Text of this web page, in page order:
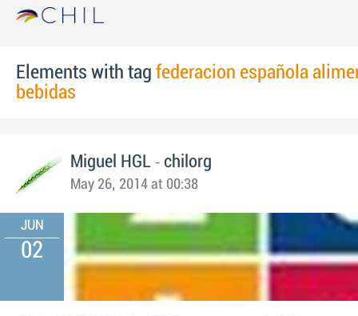
Elements with tag federacion española
bebidas
Miguel HGL - chilorg
May 26, 2014 at 00:38
JUN
02